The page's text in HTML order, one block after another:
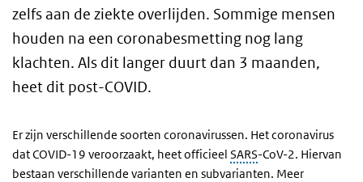
zelfs aan de ziekte overlijden. Sommige mensen
houden na een coronabesmetting nog lang
klachten. Als dit langer duurt dan 3 maanden,
heet dit post-COVID.
Er zijn verschillende soorten coronavirussen. Het coronavirus
dat COVID-19 veroorzaakt, heet officieel SARS-CoV-2. Hiervan
bestaan verschillende varianten en subvarianten. Meer